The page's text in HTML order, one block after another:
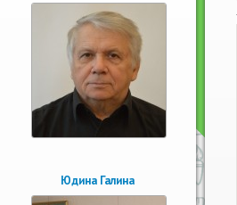
Юдина Галина